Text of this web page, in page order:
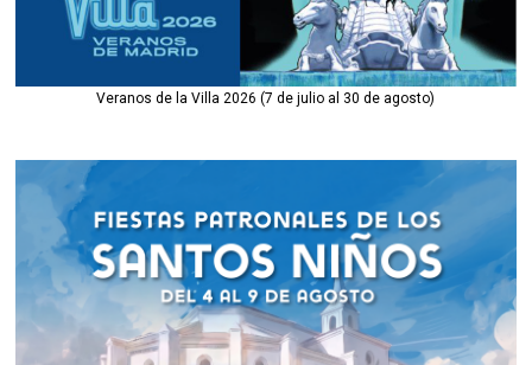
Veranos de la Villa 2026 (7 de julio al 30 de agosto)